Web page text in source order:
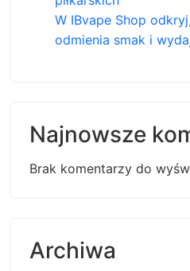
W IBvape Shop
odmienia smak i
Najnowsze
Brak komentarzy do
Archiwa